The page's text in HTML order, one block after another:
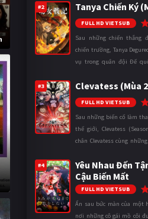
thuật để hoán đổi th ...
#2 Tanya Chiến Ký
FULL HD VIETSUB
Sau những chiến thắng
chiến trường, Tanya
vụ trong quân đội Đế
mặt trận. Dù sở hữu tài năn
#3 Clevatess (Mùa
FULL HD VIETSUB
Sau những biến cố làm
thế giới, Clevatess
chân Clevatess cùng
loại đến bờ vực diệ ...
#4
Yêu Nhau Đến
Cậu Biến Mất
FULL HD VIETSUB
Ẩn sau bức màn của một
nơi những cô gái mồ côi